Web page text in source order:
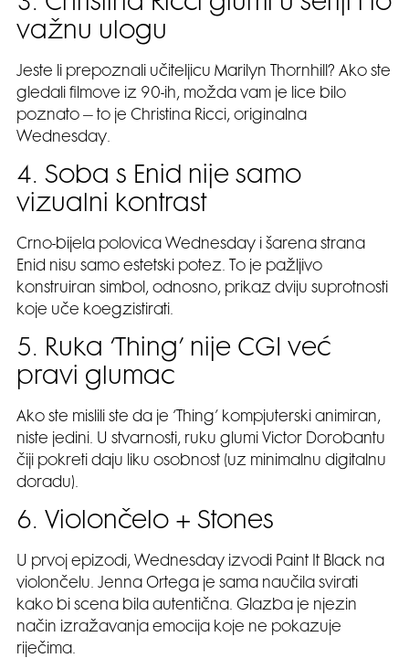
važnu ulogu
Jeste li prepoznali učiteljicu Marilyn Thornhill? Ako ste
gledali filmove iz 90-ih, možda vam je lice bilo
poznato – to je Christina Ricci, originalna
Wednesday.
4. Soba s Enid nije samo
vizualni kontrast
Crno-bijela polovica Wednesday i šarena strana
Enid nisu samo estetski potez. To je pažljivo
konstruiran simbol, odnosno, prikaz dviju suprotnosti
koje uče koegzistirati.
5. Ruka ‘Thing’ nije CGI već
pravi glumac
Ako ste mislili ste da je ‘Thing’ kompjuterski animiran,
niste jedini. U stvarnosti, ruku glumi Victor Dorobantu
čiji pokreti daju liku osobnost (uz minimalnu digitalnu
doradu).
6. Violončelo + Stones
U prvoj epizodi, Wednesday izvodi Paint It Black na
violončelu. Jenna Ortega je sama naučila svirati
kako bi scena bila autentična. Glazba je njezin
način izražavanja emocija koje ne pokazuje
riječima.